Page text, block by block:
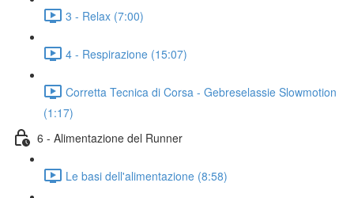
3 - Relax (7:00)
4 - Respirazione (15:07)
Corretta Tecnica di Corsa - Gebreselassie Slowmotion
(1:17)
6 - Alimentazione del Runner
Le basi dell'alimentazione (8:58)